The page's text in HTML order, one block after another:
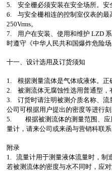
5. 安全栅必须安装在安全场所。安
6. 与安全栅相连的控制室仪表的最
250Vrms。
7. 用户在安装、使用和维护 LZD
时遵守《中华人民共和国爆炸危险场
十一、设计选用及订货须知
1. 根据测量流体是气体或液体。正
2. 被测流体无腐蚀性选用普通型，
3. 订货时请注明被测介质名称、流
公司可根据用户提出的密度等进行
5. 根据被测流体的测量范围、应
量计，请来公司或来函与营销科联系
附录
1. 流量计用于测量液体流量时，制
若被测流体的密度与水不同时，应